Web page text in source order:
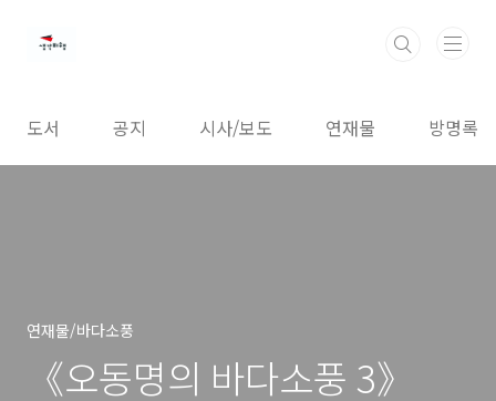
도서 공지 시사/보도 연재물 방명록
연재물/바다소풍
《오동명의 바다소풍 3》